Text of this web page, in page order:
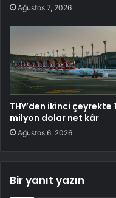
Ağustos 7, 2026
THY’den ikinci çeyrekte
milyon dolar net kâr
Ağustos 6, 2026
Bir yanıt yazın